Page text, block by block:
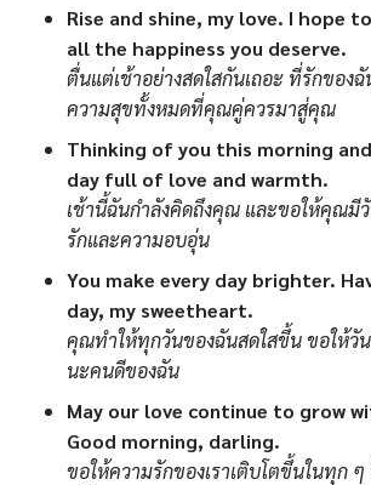
Rise and shine, my love. I hope
all the happiness you deserve.
ตื่นแต่เช้าอย่างสดใสกันเถอะ ที่รักของ
ความสุขทั้งหมดที่คุณคู่ควรมาสู่คุณ
Thinking of you this morning
day full of love and warmth.
เช้านี้ฉันกำลังคิดถึงคุณ และขอให้คุณมี
รักและความอบอุ่น
You make every day brighter.
day, my sweetheart.
คุณทำให้ทุกวันของฉันสดใสขึ้น ขอให้วั
นะคนดีของฉัน
May our love continue to grow
Good morning, darling.
ขอให้ความรักของเราเติบโตขึ้นในทุก